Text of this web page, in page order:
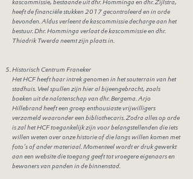
kascommissie, bestaande uit dhr. Homminga en dhr. Zijlstra,
heeft de financiële stukken 2017 gecontroleerd en in orde
bevonden. Aldus verleent de kascommissie decharge aan het
bestuur. Dhr. Homminga verlaat de kascommissie en dhr.
Thiadrik Twerda neemt zijn plaats in.
Historisch Centrum Franeker
Het HCF heeft haar intrek genomen in het souterrain van het
stadhuis. Veel spullen zijn hier al bijeengebracht, zoals
boeken uit de nalatenschap van dhr. Bergema. Arjo
Hillebrand heeft een groep enthousiaste vrijwilligers
verzameld waaronder een bibliothecaris. Zodra alles op orde
is zal het HCF toegankelijk zijn voor belangstellenden die iets
willen weten over onze historie of die langs willen komen met
foto’s of ander materiaal. Momenteel wordt er druk gewerkt
aan een website die toegang geeft tot vroegere eigenaars en
bewoners van panden in de binnenstad.